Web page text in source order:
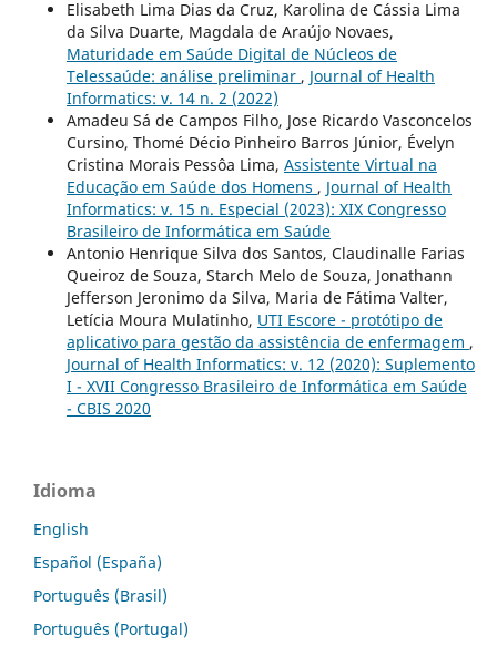
Elisabeth Lima Dias da Cruz, Karolina de Cássia Lima
da Silva Duarte, Magdala de Araújo Novaes,
Maturidade em Saúde Digital de Núcleos de
Telessaúde: análise preliminar , Journal of Health
Informatics: v. 14 n. 2 (2022)
Amadeu Sá de Campos Filho, Jose Ricardo Vasconcelos
Cursino, Thomé Décio Pinheiro Barros Júnior, Évelyn
Cristina Morais Pessôa Lima, Assistente Virtual na
Educação em Saúde dos Homens , Journal of Health
Informatics: v. 15 n. Especial (2023): XIX Congresso
Brasileiro de Informática em Saúde
Antonio Henrique Silva dos Santos, Claudinalle Farias
Queiroz de Souza, Starch Melo de Souza, Jonathann
Jefferson Jeronimo da Silva, Maria de Fátima Valter,
Letícia Moura Mulatinho, UTI Escore - protótipo de
aplicativo para gestão da assistência de enfermagem ,
Journal of Health Informatics: v. 12 (2020): Suplemento
I - XVII Congresso Brasileiro de Informática em Saúde
- CBIS 2020
Idioma
English
Español (España)
Português (Brasil)
Português (Portugal)